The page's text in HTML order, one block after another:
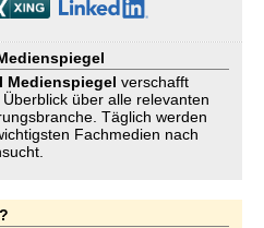
Medienspiegel verschafft
über alle relevanten
Täglich werden
Fachmedien nach